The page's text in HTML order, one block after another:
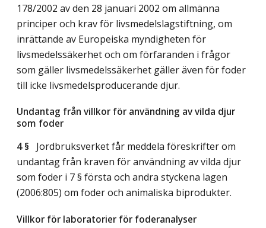
178/2002 av den 28 januari 2002 om allmänna
principer och krav för livsmedelslagstiftning, om
inrättande av Europeiska myndigheten för
livsmedelssäkerhet och om förfaranden i frågor
som gäller livsmedelssäkerhet gäller även för foder
till icke livsmedelsproducerande djur.
Undantag från villkor för användning av vilda djur
som foder
4 § Jordbruksverket får meddela föreskrifter om
undantag från kraven för användning av vilda djur
som foder i 7 § första och andra styckena lagen
(2006:805) om foder och animaliska biprodukter.
Villkor för laboratorier för foderanalyser